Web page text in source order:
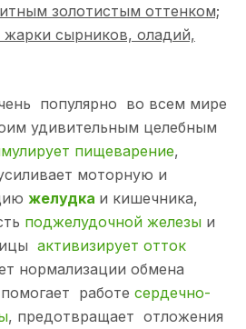
золотистым оттенком;
жарки сырников, оладий,
популярно во всем мире
удивительным целебным
пищеварение,
моторную и
желудка и кишечника,
поджелудочной железы и
активизирует отток
нормализации обмена
работе сердечно-
, предотвращает отложения